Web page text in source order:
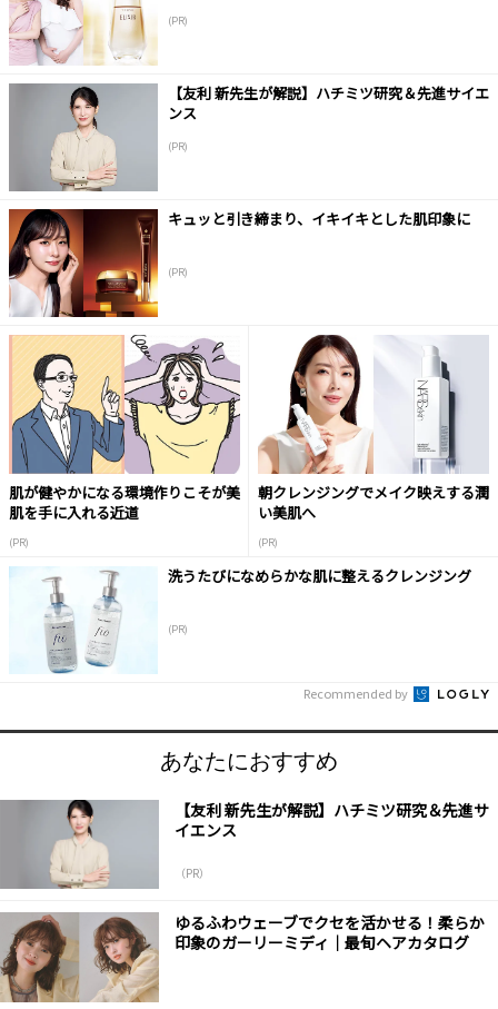
(PR)
【友利 新先生が解説】ハチミツ研究＆先進サイエ
ンス
(PR)
キュッと引き締まり、イキイキとした肌印象に
(PR)
肌が健やかになる環境作りこそが美
肌を手に入れる近道
(PR)
朝クレンジングでメイク映えする潤
い美肌へ
(PR)
洗うたびになめらかな肌に整えるクレンジング
(PR)
Recommended by
あなたにおすすめ
【友利 新先生が解説】ハチミツ研究＆先進サ
イエンス
（PR）
ゆるふわウェーブでクセを活かせる！柔らか
印象のガーリーミディ｜最旬ヘアカタログ